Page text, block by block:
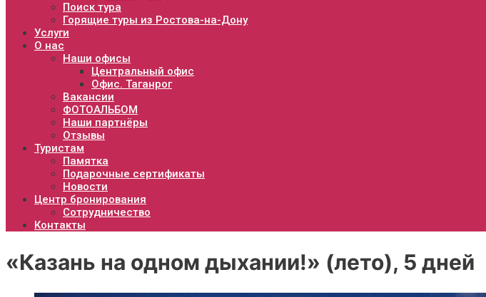
Поиск тура
Горящие туры из Ростова-на-Дону
Услуги
О нас
Наши офисы
Центральный офис
Офис. Таганрог
Вакансии
ФОТОАЛЬБОМ
Наши партнёры
Отзывы
Туристам
Памятка
Подарочные сертификаты
Новости
Центр бронирования
Сотрудничество
Контакты
«Казань на одном дыхании!» (лето), 5 дней